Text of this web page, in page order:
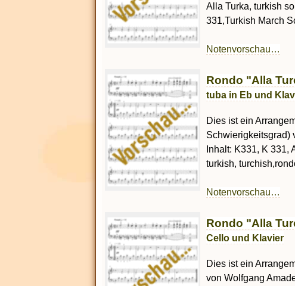
Alla Turka, turkish
331,Turkish March
Notenvorschau…
Rondo "Alla
tuba in Eb und
Dies ist ein
Schwierigkeitsgrad)
Inhalt: K331, K 331,
turkish,
Notenvorschau…
Rondo "Alla
Cello und Klavier
Dies ist ein
von Wolfgang